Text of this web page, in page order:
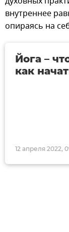
внутреннее
опираясь на
12 апреля 2022,
Йога –
как